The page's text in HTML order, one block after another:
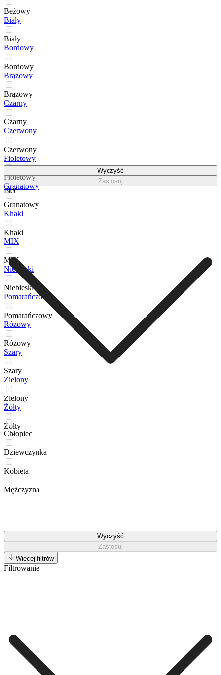
Beżowy
Biały
Biały
Bordowy
Bordowy
Brązowy
Brązowy
Czarny
Czarny
Czerwony
Czerwony
Fioletowy
Fioletowy
Granatowy
Granatowy
Khaki
Khaki
MIX
MIX
Niebieski
Niebieski
Pomarańczowy
Pomarańczowy
Różowy
Różowy
Szary
Szary
Zielony
Zielony
Żółty
Żółty
Wyczyść
Zastosuj
Płeć
Chłopiec
Dziewczynka
Kobieta
Mężczyzna
Wyczyść
Zastosuj
Więcej filtrów
Filtrowanie